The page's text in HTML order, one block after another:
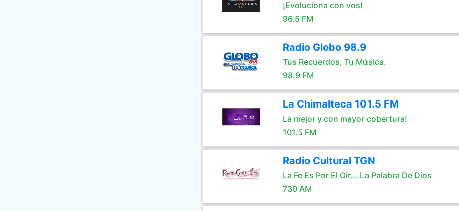
¡Evoluciona con vos!
96.5 FM
Radio Globo 98.9
Tus Recuerdos, Tu Música.
98.9 FM
La Chimalteca 101.5 FM
La mejor y con mayor cobertura!
101.5 FM
Radio Cultural TGN
La Fe Es Por El Oir... La Palabra De Dios
730 AM